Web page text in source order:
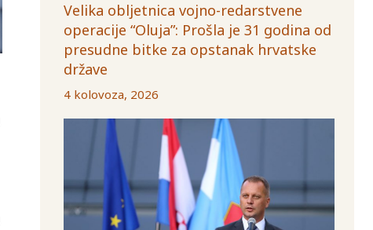
Velika obljetnica vojno-redarstvene
operacije “Oluja”: Prošla je 31 godina od
presudne bitke za opstanak hrvatske
države
4 kolovoza, 2026